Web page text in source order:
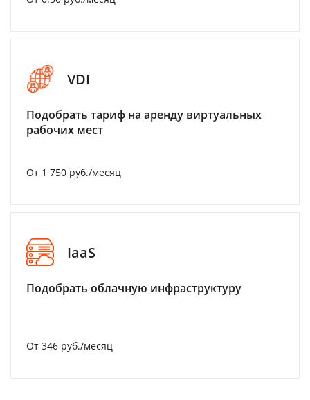
VDI
Подобрать тариф на аренду виртуальных
рабочих мест
От 1 750 руб./месяц
IaaS
Подобрать облачную инфраструктуру
От 346 руб./месяц